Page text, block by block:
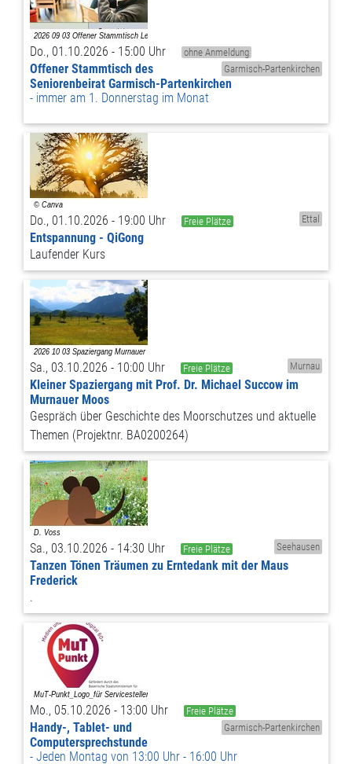
Do., 01.10.2026 - 15:00 Uhr
ohne Anmeldung
Garmisch-Partenkirchen
Offener Stammtisch des
Seniorenbeirat Garmisch-Partenkirchen
immer am 1. Donnerstag im Monat
Do., 01.10.2026 - 19:00 Uhr Freie Plätze Ettal
Entspannung - QiGong
Laufender Kurs
Sa., 03.10.2026 - 10:00 Uhr Freie Plätze Murnau
Kleiner Spaziergang mit Prof. Dr. Michael Succow im
Murnauer Moos
Gespräch über Geschichte des Moorschutzes und aktuelle
Themen (Projektnr. BA0200264)
Sa., 03.10.2026 - 14:30 Uhr Freie Plätze Seehausen
Tanzen Tönen Träumen zu Erntedank mit der Maus
Frederick
.
Mo., 05.10.2026 - 13:00 Uhr
Freie Plätze
Garmisch-Partenkirchen
Handy-, Tablet- und
Computersprechstunde
Jeden Montag von 13:00 Uhr - 16:00 Uhr